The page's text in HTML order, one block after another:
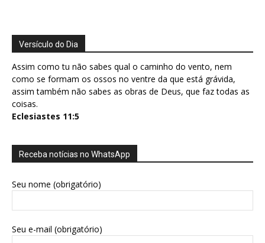
Versículo do Dia
Assim como tu não sabes qual o caminho do vento, nem
como se formam os ossos no ventre da que está grávida,
assim também não sabes as obras de Deus, que faz todas as
coisas.
Eclesiastes 11:5
Receba notícias no WhatsApp
Seu nome (obrigatório)
Seu e-mail (obrigatório)